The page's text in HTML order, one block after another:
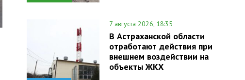
7 августа 2026, 18:35
В Астраханской области
отработают действия при
внешнем воздействии на
объекты ЖКХ